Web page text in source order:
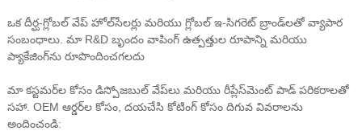
ఒక దీర్ఘ-గ్లోబల్ వేప్ హోల్‌సేలర్లు మరియు గ్లోబల్ ఇ-సిగరెట్ బ్రాండ్‌లతో వ్యాపార
సంబంధాలు. మా R&D బృందం వాపింగ్ ఉత్పత్తుల రూపాన్ని మరియు
ప్యాకేజింగ్‌ను రూపొందించగలదు
మా కస్టమర్‌ల కోసం డిస్పోజబుల్ వేప్‌లు మరియు రీప్లేస్‌మెంట్ పాడ్ పరికరాలతో
సహా. OEM ఆర్డర్‌ల కోసం, దయచేసి కోటింగ్ కోసం దిగువ వివరాలను
అందించండి: